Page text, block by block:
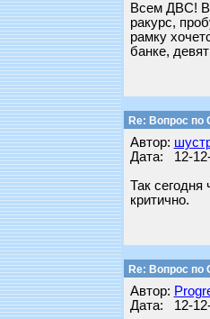
Всем ДВС!
ракурс,
рамку
банке,
Re: Вопрос по
Автор:
Дата: 12-
Так
критично.
Re: Вопрос по
Автор:
Дата: 12-